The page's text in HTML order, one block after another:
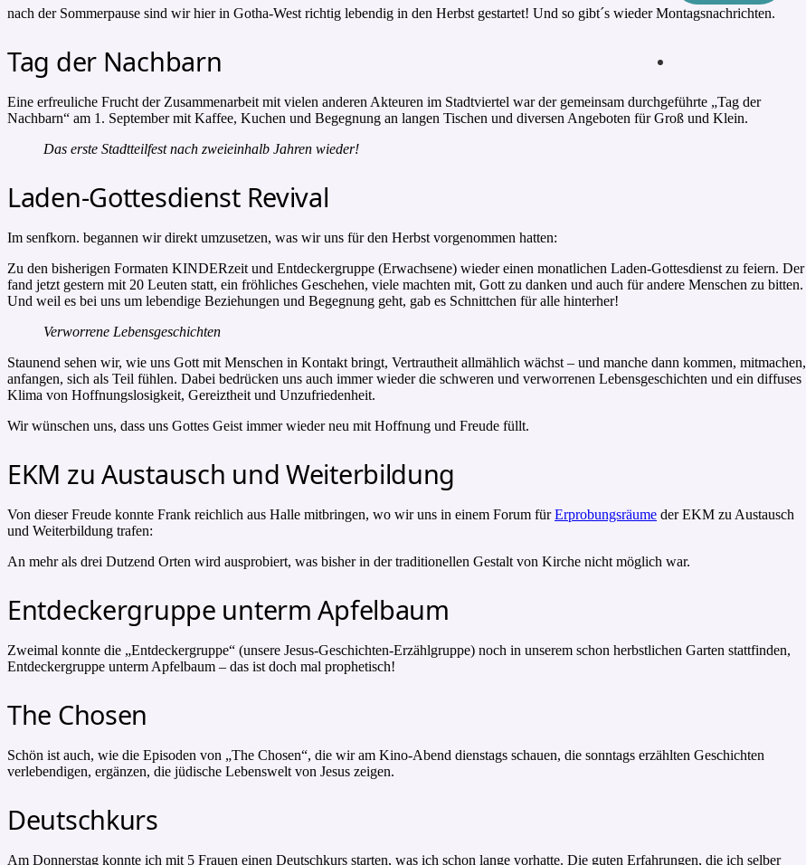
nach der Sommerpause sind wir hier in Gotha-West richtig lebendig in den Herbst gestartet! Und so gibt´s wieder Montagsnachrichten.
Tag der Nachbarn
Eine erfreuliche Frucht der Zusammenarbeit mit vielen anderen Akteuren im Stadtviertel war der gemeinsam durchgeführte „Tag der
Nachbarn“ am 1. September mit Kaffee, Kuchen und Begegnung an langen Tischen und diversen Angeboten für Groß und Klein.
Das erste Stadtteilfest nach zweieinhalb Jahren wieder!
Laden-Gottesdienst Revival
Im senfkorn. begannen wir direkt umzusetzen, was wir uns für den Herbst vorgenommen hatten:
Zu den bisherigen Formaten KINDERzeit und Entdeckergruppe (Erwachsene) wieder einen monatlichen Laden-Gottesdienst zu feiern. Der
fand jetzt gestern mit 20 Leuten statt, ein fröhliches Geschehen, viele machten mit, Gott zu danken und auch für andere Menschen zu bitten.
Und weil es bei uns um lebendige Beziehungen und Begegnung geht, gab es Schnittchen für alle hinterher!
Verworrene Lebensgeschichten
Staunend sehen wir, wie uns Gott mit Menschen in Kontakt bringt, Vertrautheit allmählich wächst – und manche dann kommen, mitmachen,
anfangen, sich als Teil fühlen. Dabei bedrücken uns auch immer wieder die schweren und verworrenen Lebensgeschichten und ein diffuses
Klima von Hoffnungslosigkeit, Gereiztheit und Unzufriedenheit.
Wir wünschen uns, dass uns Gottes Geist immer wieder neu mit Hoffnung und Freude füllt.
EKM zu Austausch und Weiterbildung
Von dieser Freude konnte Frank reichlich aus Halle mitbringen, wo wir uns in einem Forum fürErprobungsräume der EKM zu Austausch
und Weiterbildung trafen:
An mehr als drei Dutzend Orten wird ausprobiert, was bisher in der traditionellen Gestalt von Kirche nicht möglich war.
Entdeckergruppe unterm Apfelbaum
Zweimal konnte die „Entdeckergruppe“ (unsere Jesus-Geschichten-Erzählgruppe) noch in unserem schon herbstlichen Garten stattfinden,
Entdeckergruppe unterm Apfelbaum – das ist doch mal prophetisch!
The Chosen
Schön ist auch, wie die Episoden von „The Chosen“, die wir am Kino-Abend dienstags schauen, die sonntags erzählten Geschichten
verlebendigen, ergänzen, die jüdische Lebenswelt von Jesus zeigen.
Deutschkurs
Am Donnerstag konnte ich mit 5 Frauen einen Deutschkurs starten, was ich schon lange vorhatte. Die guten Erfahrungen, die ich selber